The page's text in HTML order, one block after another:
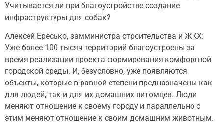
Учитывается ли при благоустройстве создание
инфраструктуры для собак?
Алексей Ересько, замминистра строительства и ЖКХ:
Уже более 100 тысяч территорий благоустроены за
время реализации проекта формирования комфортной
городской среды. И, безусловно, уже появляются
объекты, которые в равной степени предназначены как
для людей, так и для их домашних питомцев. Люди
меняют отношение к своему городу и параллельно с
этим меняют отношение к своим домашним животным.